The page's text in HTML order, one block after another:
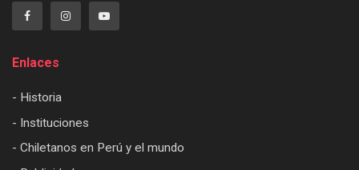
Enlaces
- Historia
- Instituciones
- Chiletanos en Perú y el mundo